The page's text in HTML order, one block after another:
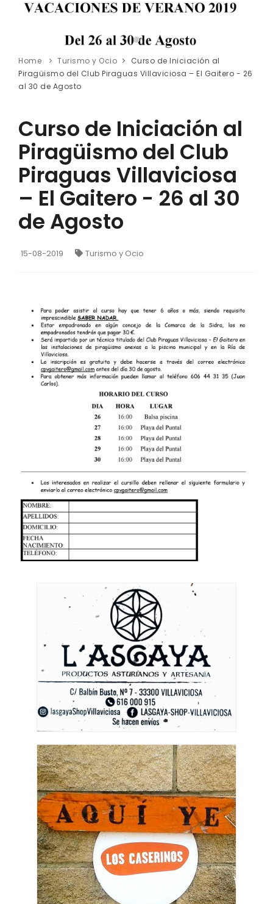
Home Turismo y Ocio
Curso de Iniciación al
Piragüismo del Club Piraguas Villaviciosa – El Gaitero - 26
al 30 de Agosto
Curso de Iniciación al
Piragüismo del Club
Piraguas Villaviciosa
– El Gaitero - 26 al 30
de Agosto
15-08-2019 Turismo y Ocio